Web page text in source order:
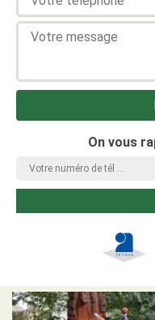
On vous